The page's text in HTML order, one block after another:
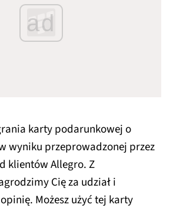
ad
karty podarunkowej o
wyniku przeprowadzonej przez
klientów Allegro. Z
Cię za udział i
Możesz użyć tej karty